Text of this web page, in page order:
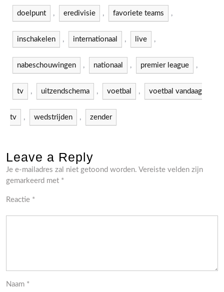
doelpunt , eredivisie , favoriete teams ,
inschakelen , internationaal , live ,
nabeschouwingen , nationaal , premier league ,
tv , uitzendschema , voetbal , voetbal vandaag
tv , wedstrijden , zender
Leave a Reply
Je e-mailadres zal niet getoond worden. Vereiste velden zijn
gemarkeerd met *
Reactie *
Naam *